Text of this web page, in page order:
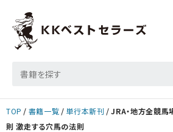
TOP 書籍一覧 単行本新刊
JRA・地方全競馬
則 激走する穴馬の法則